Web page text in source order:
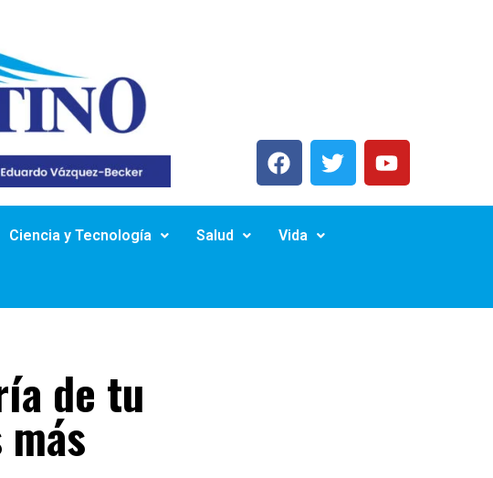
Ciencia y Tecnología Salud Vida
de tu